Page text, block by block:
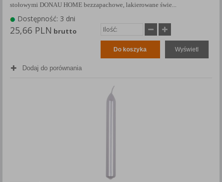
stołowymi DONAU HOME bezzapachowe, lakierowane świe...
Dostępność: 3 dni
25,66 PLN brutto
Do koszyka Wyświetl
Dodaj do porównania